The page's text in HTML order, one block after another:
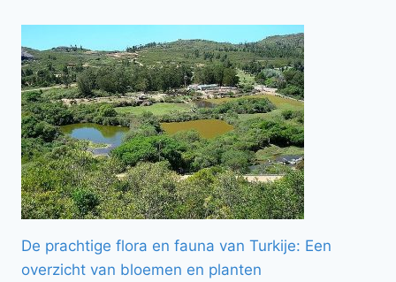
De prachtige flora en fauna van Turkije: Een
overzicht van bloemen en planten